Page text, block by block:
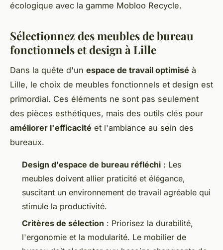
écologique avec la gamme Mobloo Recycle.
Sélectionnez des meubles de bureau
fonctionnels et design à Lille
Dans la quête d'un espace de travail optimisé à
Lille, le choix de meubles fonctionnels et design est
primordial. Ces éléments ne sont pas seulement
des pièces esthétiques, mais des outils clés pour
améliorer l'efficacité et l'ambiance au sein des
bureaux.
Design d'espace de bureau réfléchi : Les
meubles doivent allier praticité et élégance,
suscitant un environnement de travail agréable qui
stimule la productivité.
Critères de sélection : Priorisez la durabilité,
l'ergonomie et la modularité. Le mobilier de